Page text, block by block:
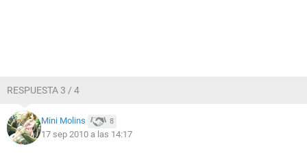
RESPUESTA 3 / 4
Mini Molins 8
17 sep 2010 a las 14:17